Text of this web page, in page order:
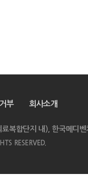
부 회사소개
복합단지 내), 한국메디
RESERVED.